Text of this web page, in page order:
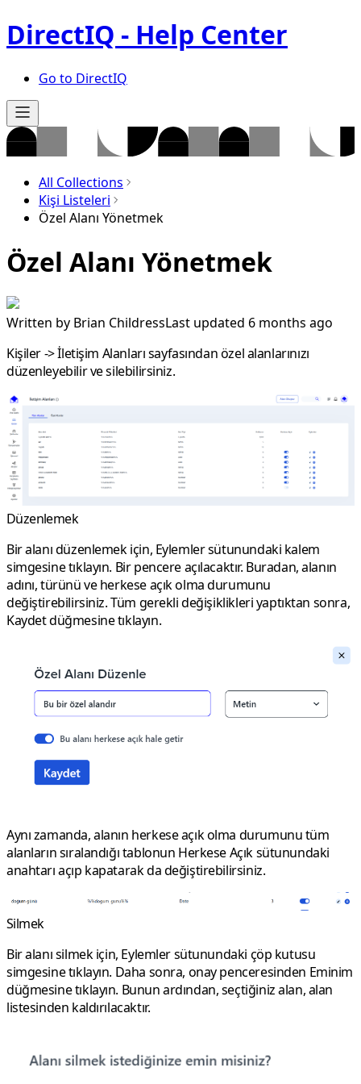
DirectIQ - Help Center
Go to DirectIQ
All Collections
Kişi Listeleri
Özel Alanı Yönetmek
Özel Alanı Yönetmek
Written by Brian ChildressLast updated 6 months ago
Kişiler->İletişim Alanlarısayfasından özel alanlarınızı
düzenleyebilir ve silebilirsiniz.
Düzenlemek
Bir alanı düzenlemek için, Eylemlersütunundaki kalem
simgesine tıklayın. Bir pencere açılacaktır. Buradan, alanın
adını, türünü ve herkese açık olma durumunu
değiştirebilirsiniz. Tüm gerekli değişiklikleri yaptıktan sonra,
Kaydetdüğmesine tıklayın.
Aynı zamanda, alanın herkese açık olma durumunu tüm
alanların sıralandığı tablonun Herkese Açıksütunundaki
anahtarı açıp kapatarak da değiştirebilirsiniz.
Silmek
Bir alanı silmek için, Eylemlersütunundaki çöp kutusu
simgesine tıklayın. Daha sonra, onay penceresinden Eminim
düğmesine tıklayın. Bunun ardından, seçtiğiniz alan, alan
listesinden kaldırılacaktır.